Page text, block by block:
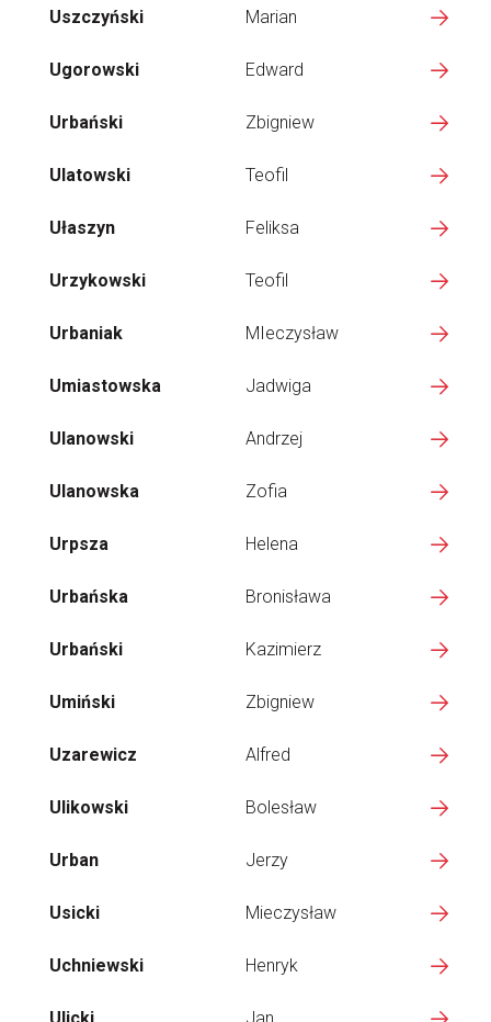
Uszczyński Marian
Ugorowski Edward
Urbański Zbigniew
Ulatowski Teofil
Ułaszyn Feliksa
Urzykowski Teofil
Urbaniak MIeczysław
Umiastowska Jadwiga
Ulanowski Andrzej
Ulanowska Zofia
Urpsza Helena
Urbańska Bronisława
Urbański Kazimierz
Umiński Zbigniew
Uzarewicz Alfred
Ulikowski Bolesław
Urban Jerzy
Usicki Mieczysław
Uchniewski Henryk